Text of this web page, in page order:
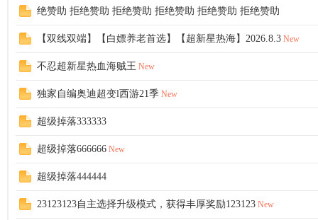
绝赞助 拒绝赞助 拒绝赞助 拒绝赞助 拒绝赞助 拒绝赞助
【双线双端】【白嫖养老首选】【超新星热海】2026.8.3 New
不忍超新星热血海贼王 New
独家自编奥迪超变l西游21季 New
超级掉落333333
超级掉落666666 New
超级掉落444444
23123123自主选择升级模式，获得丰厚奖励123123 New